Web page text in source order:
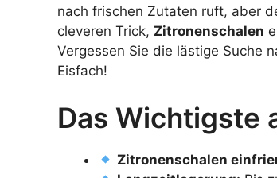
nach frischen Zutaten ruft, aber
cleveren Trick, Zitronenschalen
Vergessen Sie die lästige Suche
Eisfach!
Das Wichtigste
Zitronenschalen